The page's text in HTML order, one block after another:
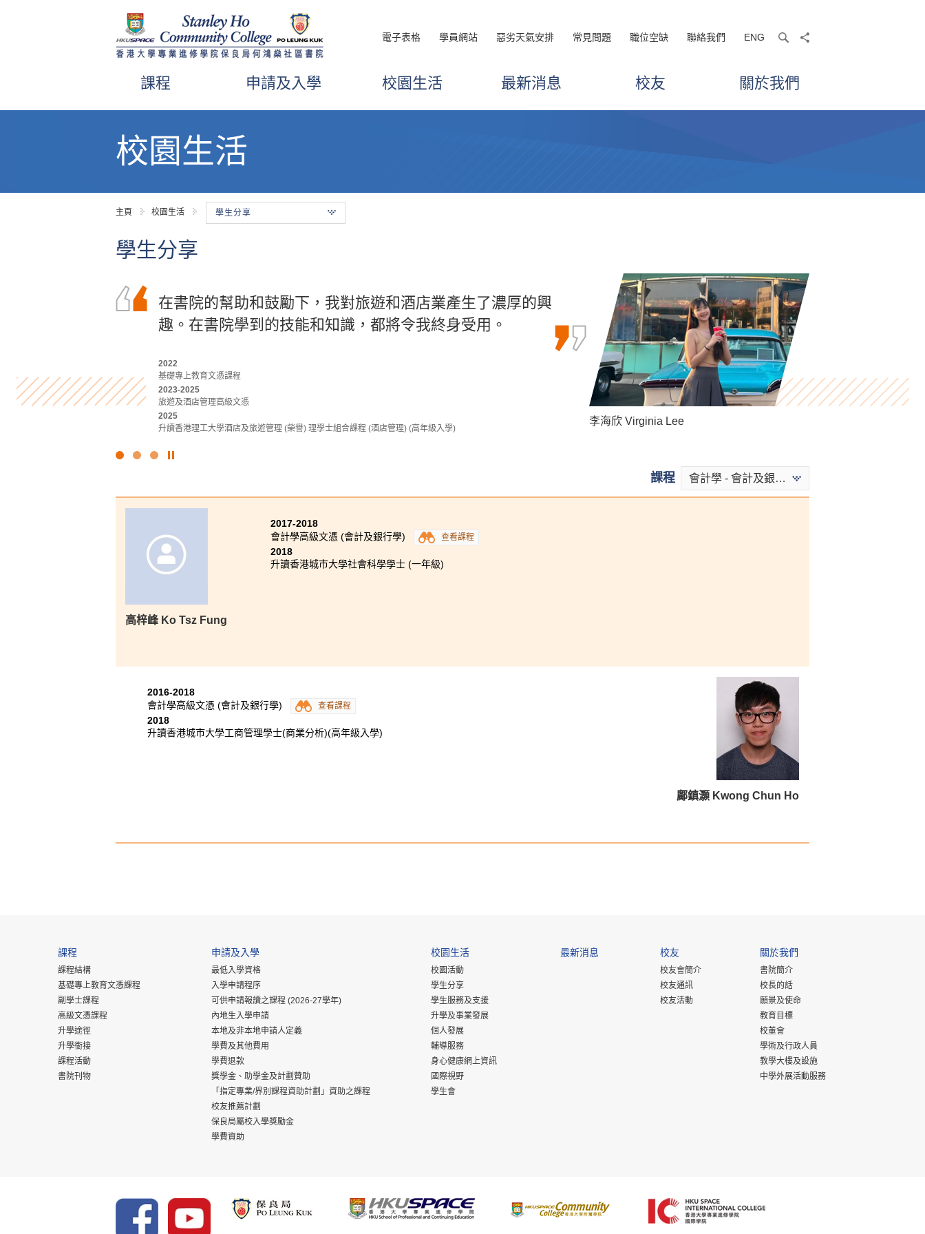
電子表格 學員網站 惡劣天氣安排 常見問題 職位空缺 聯絡我們 ENG searchshare
課程 申請及入學 校園生活 最新消息 校友 關於我們
校園生活
主頁 校園生活 學生分享
學生分享
在書院的幫助和鼓勵下，我對旅遊和酒店業產生了濃厚的興
趣。在書院學到的技能和知識，都將令我終身受用。
2022
基礎專上教育文憑課程
2023-2025
旅遊及酒店管理高級文憑
2025
升讀香港理工大學酒店及旅遊管理 (榮譽) 理學士組合課程 (酒店管理) (高年級入學)
李海欣 Virginia Lee
在學期間，我修讀了雲端運算、程式設計和資料庫相關的課
程。透過實習，我有了親身學習的機會，令我進步了很多。
2022-2024
應用智能科技高級文憑
2024
升讀香港大學工學學士 (計算機科學)
謝德仁 Bryan Tse
感謝一眾講師和學生輔導主任循循善誘的教導和鼓勵，在升
學路上給予我無限信心，使我能如願獲得心儀的中文大學取
2022-2024
應用社會科學副學士 (青年與社會服務)
2024
升讀香港中文大學社會工作社會科學學士 (學分豁免)
麥凱婷 Heidi Mak
點
片
課程 會計學 - 會計及銀行學
高梓峰 Ko Tsz Fung
2017-2018
會計學高級文憑 (會計及銀行學)
查看課程
2018
升讀香港城市大學社會科學學士 (一年級)
鄺鎮灝 Kwong Chun Ho
2016-2018
會計學高級文憑 (會計及銀行學)
查看課程
2018
升讀香港城市大學工商管理學士(商業分析)(高年級入學)
課程
課程結構
基礎專上教育文憑課程
副學士課程
高級文憑課程
升學途徑
升學銜接
課程活動
書院刊物
申請及入學
最低入學資格
入學申請程序
可供申請報讀之課程 (2026-27學年)
內地生入學申請
本地及非本地申請人定義
學費及其他費用
學費退款
獎學金、助學金及計劃贊助
「指定專業/界別課程資助計劃」資助之課程
校友推薦計劃
保良局屬校入學獎勵金
學費資助
校園生活
校園活動
學生分享
學生服務及支援
升學及事業發展
個人發展
輔導服務
身心健康網上資訊
國際視野
學生會
最新消息 校友
校友會簡介
校友通訊
校友活動
關於我們
書院簡介
校長的話
願景及使命
教育目標
校董會
學術及行政人員
教學大樓及設施
中學外展活動服務